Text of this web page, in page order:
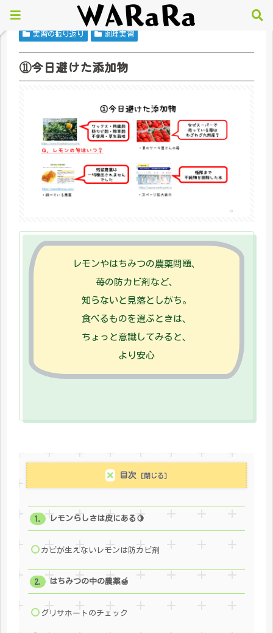
実習の振り返り 調理実習
⑪今日避けた添加物
レモンやはちみつの農薬問題、
苺の防カビ剤など、
知らないと見落としがち。
食べるものを選ぶときは、
ちょっと意識してみると、
より安心
目次
レモンらしさは皮にある🍋
カビが生えないレモンは防カビ剤
はちみつの中の農薬🍯
グリサホートのチェック